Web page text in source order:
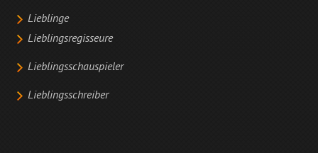
Lieblinge
Lieblingsregisseure
Lieblingsschauspieler
Lieblingsschreiber